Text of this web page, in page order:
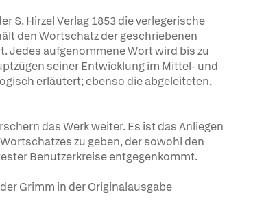
S. Hirzel Verlag 1853 die verlegerische
den Wortschatz der geschriebenen
Jedes aufgenommene Wort wird bis zu
seiner Entwicklung im Mittel- und
erläutert; ebenso die abgeleiteten,
das Werk weiter. Es ist das Anliegen
zu geben, der sowohl den
Benutzerkreise entgegenkommt.
Grimm in der Originalausgabe